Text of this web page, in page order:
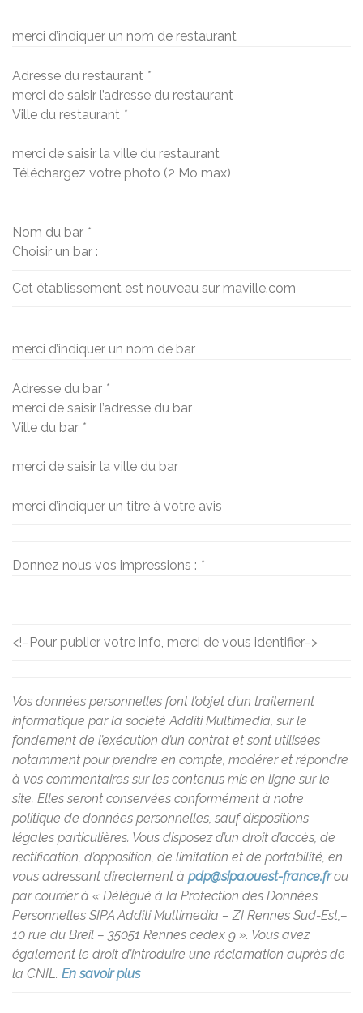
merci d’indiquer un nom de restaurant
Adresse du restaurant *
merci de saisir l’adresse du restaurant
Ville du restaurant *
merci de saisir la ville du restaurant
Téléchargez votre photo (2 Mo max)
Nom du bar *
Choisir un bar :
Cet établissement est nouveau sur maville.com
merci d’indiquer un nom de bar
Adresse du bar *
merci de saisir l’adresse du bar
Ville du bar *
merci de saisir la ville du bar
merci d’indiquer un titre à votre avis
Donnez nous vos impressions : *
<!– Pour publier votre info, merci de vous identifier–>
Vos données personnelles font l’objet d’un traitement
informatique par la société Additi Multimedia, sur le
fondement de l’exécution d’un contrat et sont utilisées
notamment pour prendre en compte, modérer et répondre
à vos commentaires sur les contenus mis en ligne sur le
site. Elles seront conservées conformément à notre
politique de données personnelles, sauf dispositions
légales particulières. Vous disposez d’un droit d’accès, de
rectification, d’opposition, de limitation et de portabilité, en
vous adressant directement à pdp@sipa.ouest-france.frou
par courrier à « Délégué à la Protection des Données
Personnelles SIPA Additi Multimedia – ZI Rennes Sud-Est,–
10 rue du Breil – 35051 Rennes cedex 9 ». Vous avez
également le droit d’introduire une réclamation auprès de
la CNIL. En savoir plus